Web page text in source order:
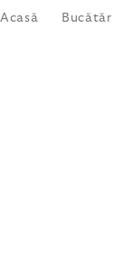
Acasă